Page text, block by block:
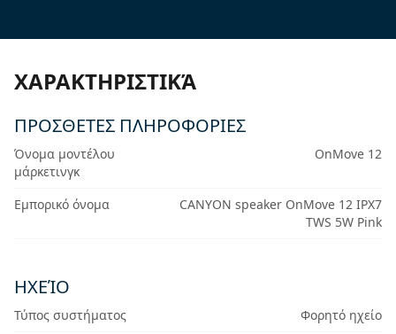
ΧΑΡΑΚΤΗΡΙΣΤΙΚΆ
ΠΡΟΣΘΕΤΕΣ ΠΛΗΡΟΦΟΡΙΕΣ
Όνομα μοντέλου
μάρκετινγκ
OnMove 12
Εμπορικό όνομα
CANYON speaker OnMove 12 IPX7
TWS 5W Pink
ΗΧΕΊΟ
Τύπος συστήματος
Φορητό ηχείο